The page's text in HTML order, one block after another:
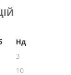
Нд
3
10